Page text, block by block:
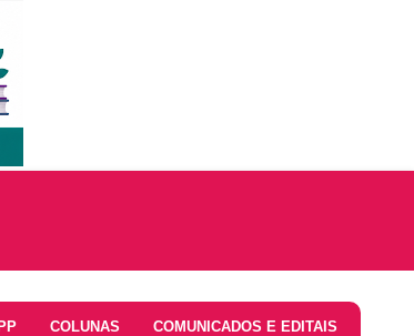
COLUNAS COMUNICADOS E EDITAIS